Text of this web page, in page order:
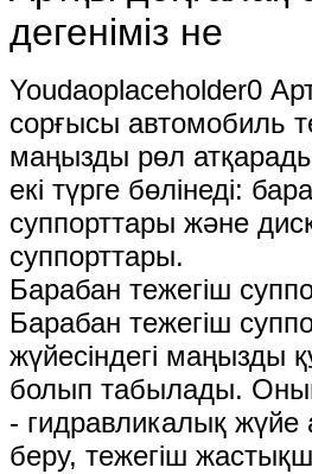
дегеніміз не
Youdaoplaceholder0
сорғысы автомобиль
маңызды рөл
екі түрге бөлінеді:
суппорттары және
суппорттары.
Барабан тежегіш
Барабан тежегіш
жүйесіндегі маңызды
болып табылады. Оның
- гидравликалық
беру, тежегіш